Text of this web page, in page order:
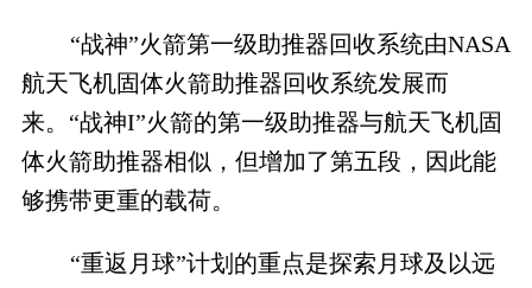
“战神”火箭第一级助推器回收系统由NASA
航天飞机固体火箭助推器回收系统发展而
来。“战神I”火箭的第一级助推器与航天飞机固
体火箭助推器相似，但增加了第五段，因此能
够携带更重的载荷。
“重返月球”计划的重点是探索月球及以远